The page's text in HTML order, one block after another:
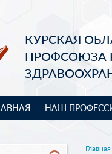
КУРСКАЯ
ПРОФСОЮЗА
НАШ
Главная